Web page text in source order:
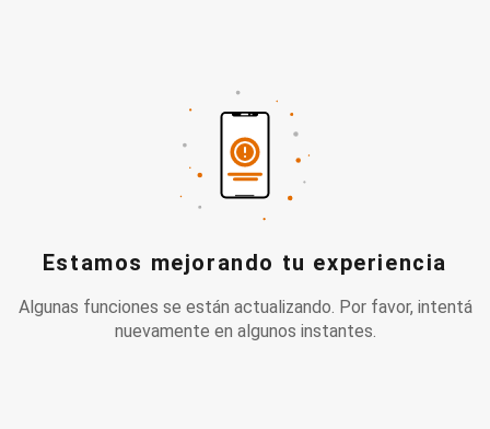
Estamos mejorando tu experiencia
Algunas funciones se están actualizando. Por favor, intentá
nuevamente en algunos instantes.